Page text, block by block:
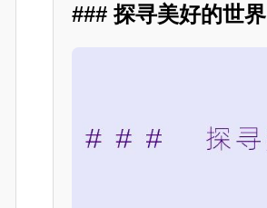
### 探寻美好的世界